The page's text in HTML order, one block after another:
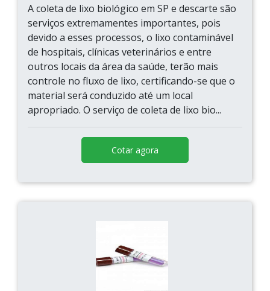
A coleta de lixo biológico em SP e descarte são
serviços extremamentes importantes, pois
devido a esses processos, o lixo contaminável
de hospitais, clínicas veterinários e entre
outros locais da área da saúde, terão mais
controle no fluxo de lixo, certificando-se que o
material será conduzido até um local
apropriado. O serviço de coleta de lixo bio...
Cotar agora